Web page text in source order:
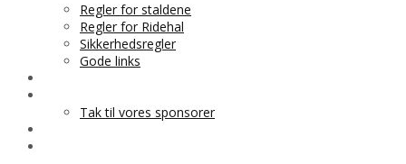
Regler for staldene
Regler for Ridehal
Sikkerhedsregler
Gode links
Tak til vores sponsorer